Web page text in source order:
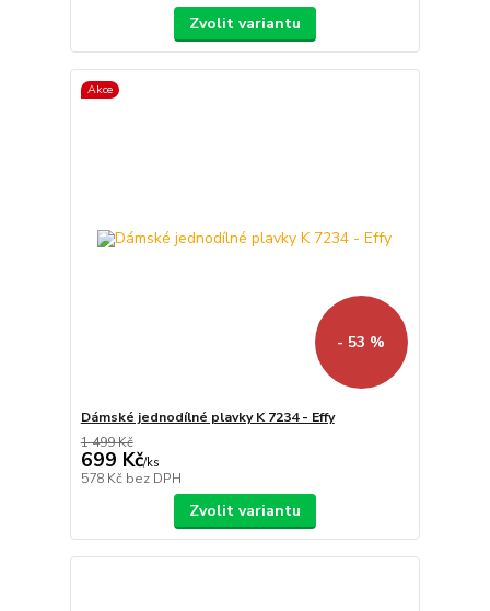
Zvolit variantu
Akce
- 53 %
Dámské jednodílné plavky K 7234 - Effy
1 499 Kč
699 Kč/ks
578 Kč bez DPH
Zvolit variantu